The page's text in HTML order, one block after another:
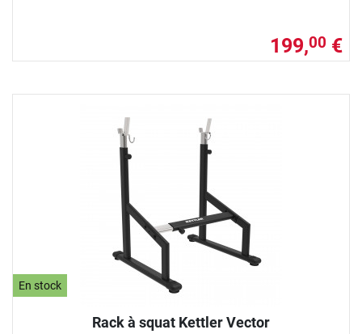
199,00 €
En stock
Rack à squat Kettler Vector